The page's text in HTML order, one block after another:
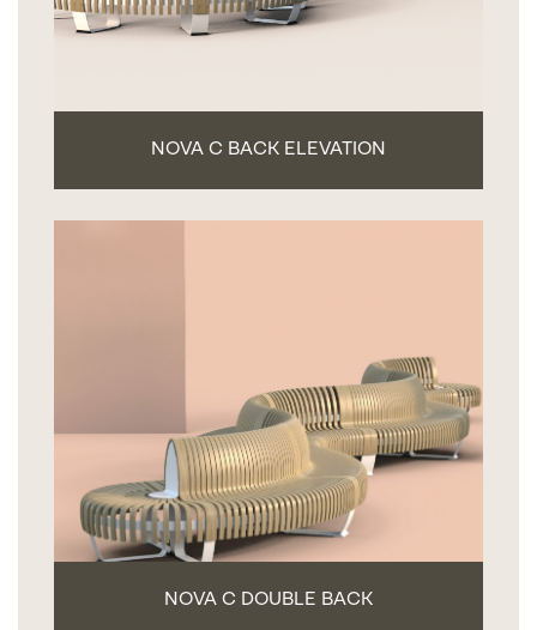
NOVA C BACK ELEVATION
NOVA C DOUBLE BACK